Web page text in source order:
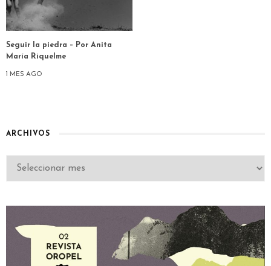
Seguir la piedra – Por Anita
María Riquelme
1 MES AGO
ARCHIVOS